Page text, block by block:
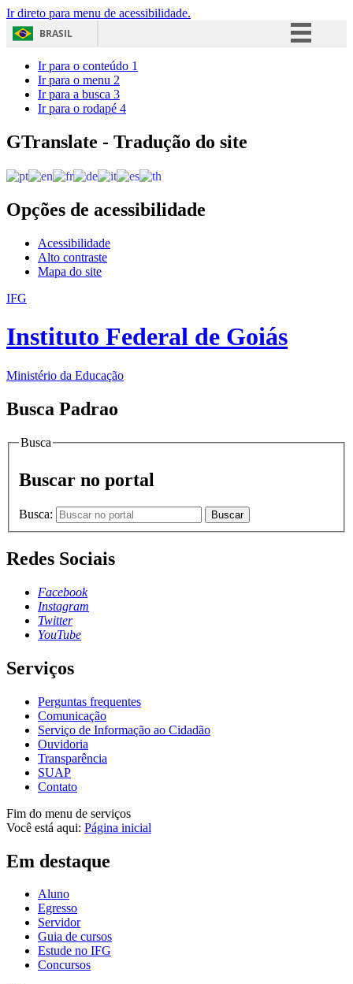
Ir direto para menu de acessibilidade.
BRASIL
Acesso à informação
Ir para o conteúdo 1
Ir para o menu 2
Ir para a busca 3
Ir para o rodapé 4
GTranslate - Tradução do site
Opções de acessibilidade
Acessibilidade
Alto contraste
Mapa do site
IFG
Instituto Federal de Goiás
Ministério da Educação
Busca Padrao
Busca
Buscar no portal
Busca: Buscar
Redes Sociais
Facebook
Instagram
Twitter
YouTube
Serviços
Perguntas frequentes
Comunicação
Serviço de Informação ao Cidadão
Ouvidoria
Transparência
SUAP
Contato
Fim do menu de serviços
Você está aqui: Página inicial
Em destaque
Aluno
Egresso
Servidor
Guia de cursos
Estude no IFG
Concursos